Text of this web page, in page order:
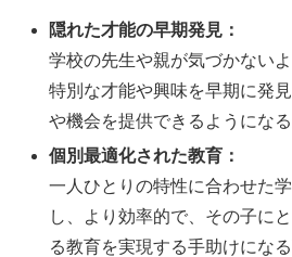
隠れた才能の早期発見：
学校の先生や親が気づかない
特別な才能や興味を早期に発
や機会を提供できるようにな
個別最適化された教育：
一人ひとりの特性に合わせた
し、より効率的で、その子に
る教育を実現する手助けにな